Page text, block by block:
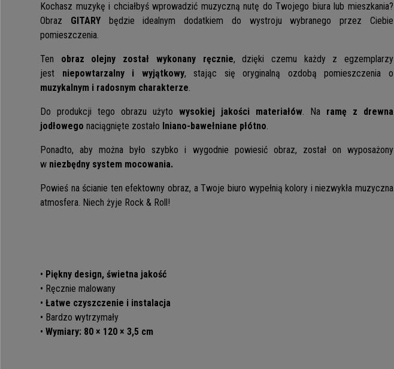
Kochasz muzykę i chciałbyś wprowadzić muzyczną nutę do Twojego biura lub mieszkania?
Obraz GITARYbędzie idealnym dodatkiem do wystroju wybranego przez Ciebie
pomieszczenia.
Ten obraz olejny został wykonany ręcznie, dzięki czemu każdy z egzemplarzy
jest niepowtarzalny i wyjątkowy, stając się oryginalną ozdobą pomieszczenia o
muzykalnym i radosnym charakterze.
Do produkcji tego obrazu użyto wysokiej jakości materiałów. Na ramę z drewna
jodłowego naciągnięte zostało lniano-bawełniane płótno.
Ponadto, aby można było szybko i wygodnie powiesić obraz, został on wyposażony
w niezbędny system mocowania.
Powieś na ścianie ten efektowny obraz, a Twoje biuro wypełnią kolory i niezwykła muzyczna
atmosfera. Niech żyje Rock & Roll!
• Piękny design, świetna jakość
• Ręcznie malowany
• Łatwe czyszczenie i instalacja
• Bardzo wytrzymały
• Wymiary: 80 × 120 × 3,5 cm